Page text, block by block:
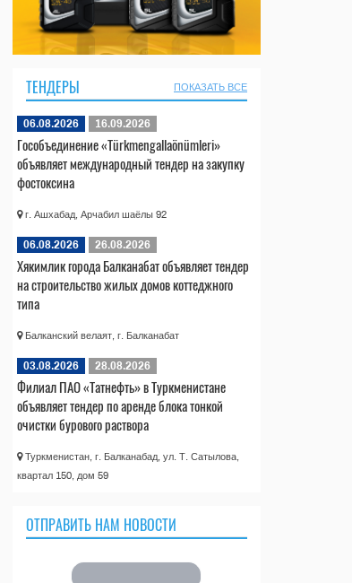
ТЕНДЕРЫ ПОКАЗАТЬ ВСЕ
06.08.2026 16.09.2026
Гособъединение «Türkmengallaönümleri»
объявляет международный тендер на закупку
фостоксина
г. Ашхабад, Арчабил шаёлы 92
06.08.2026 26.08.2026
Хякимлик города Балканабат объявляет тендер
на строительство жилых домов коттеджного
типа
Балканский велаят, г. Балканабат
03.08.2026 28.08.2026
Филиал ПАО «Татнефть» в Туркменистане
объявляет тендер по аренде блока тонкой
очистки бурового раствора
Туркменистан, г. Балканабад, ул. Т. Сатылова,
квартал 150, дом 59
ОТПРАВИТЬ НАМ НОВОСТИ